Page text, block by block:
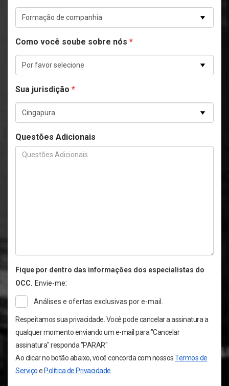
Como você soube sobre nós *
Sua jurisdição *
Questões Adicionais
Fique por dentro das informações dos especialistas do
OCC. Envie-me:
Análises e ofertas exclusivas por e-mail.
Respeitamos sua privacidade. Você pode cancelar a assinatura a
qualquer momento enviando um e-mail para "Cancelar
assinatura" responda "PARAR"
Ao clicar no botão abaixo, você concorda com nossosTermos de
Serviçoe Política de Privacidade.